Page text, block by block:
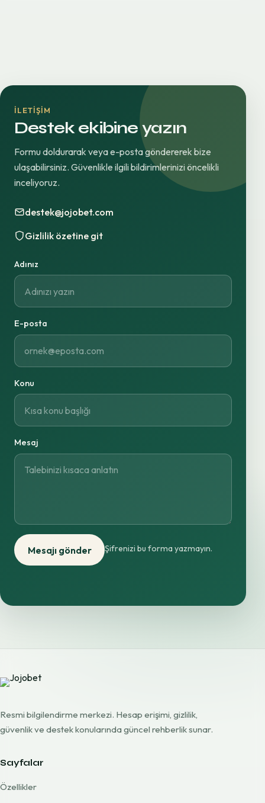
İLETIŞIM
Destek ekibine yazın
Formu doldurarak veya e-posta göndererek bize
ulaşabilirsiniz. Güvenlikle ilgili bildirimlerinizi öncelikli
inceliyoruz.
destek@jojobet.com
Gizlilik özetine git
Adınız
E-posta
Konu
Mesaj
Mesajı gönder Şifrenizi bu forma yazmayın.
Resmi bilgilendirme merkezi. Hesap erişimi, gizlilik,
güvenlik ve destek konularında güncel rehberlik sunar.
Sayfalar
Özellikler